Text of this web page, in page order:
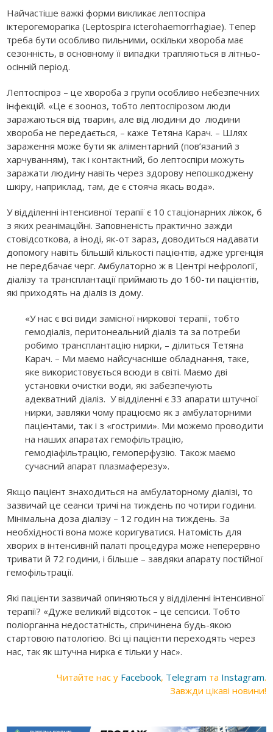
Найчастіше важкі форми викликає лептоспіра
іктерогеморагіка (Leptospira icterohaemorrhagiae). Тепер
треба бути особливо пильними, оскільки хвороба має
сезонність, в основному її випадки трапляються в літньо-
осінній період.
Лептоспіроз – це хвороба з групи особливо небезпечних
інфекцій. «Це є зооноз, тобто лептоспірозом люди
заражаються від тварин, але від людини до людини
хвороба не передається, – каже Тетяна Карач. – Шлях
зараження може бути як аліментарний (пов’язаний з
харчуванням), так і контактний, бо лептоспіри можуть
заражати людину навіть через здорову непошкоджену
шкіру, наприклад, там, де є стояча якась вода».
У відділенні інтенсивної терапії є 10 стаціонарних ліжок, 6
з яких реанімаційні. Заповненість практично зажди
стовідсоткова, а іноді, як-от зараз, доводиться надавати
допомогу навіть більшій кількості пацієнтів, адже ургенція
не передбачає черг. Амбулаторно ж в Центрі нефрології,
діалізу та трансплантації приймають до 160-ти пацієнтів,
які приходять на діаліз із дому.
«У нас є всі види замісної ниркової терапії, тобто
гемодіаліз, перитонеальний діаліз та за потреби
робимо трансплантацію нирки, – ділиться Тетяна
Карач. – Ми маємо найсучасніше обладнання, таке,
яке використовується всюди в світі. Маємо дві
установки очистки води, які забезпечують
адекватний діаліз. У відділенні є 33 апарати штучної
нирки, завляки чому працюємо як з амбулаторними
пацієнтами, так і з «гострими». Ми можемо проводити
на наших апаратах гемофільтрацію,
гемодіафільтрацію, гемоперфузію. Також маємо
сучасний апарат плазмаферезу».
Якщо пацієнт знаходиться на амбулаторному діалізі, то
зазвичай це сеанси тричі на тиждень по чотири години.
Мінімальна доза діалізу – 12 годин на тиждень. За
необхідності вона може коригуватися. Натомість для
хворих в інтенсивній палаті процедура може неперервно
тривати й 72 години, і більше – завдяки апарату постійної
гемофільтрації.
Які пацієнти зазвичай опиняються у відділенні інтенсивної
терапії? «Дуже великий відсоток – це сепсиси. Тобто
поліорганна недостатність, спричинена будь-якою
стартовою патологією. Всі ці пацієнти переходять через
нас, так як штучна нирка є тільки у нас».
Читайте нас у Facebook, Telegram та Instagram.
Завжди цікаві новини!